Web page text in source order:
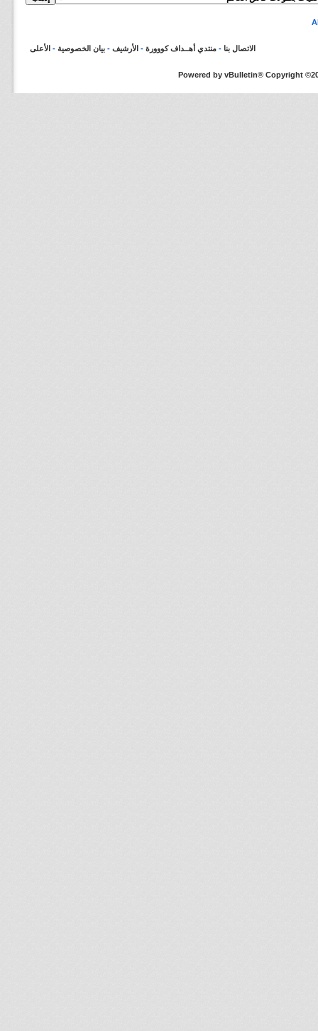
الاتصال بنا - منتدي أهــداف كووورة - الأرشيف - بيان الخصوصية - الأعلى
Powered by vBulletin® Copyright